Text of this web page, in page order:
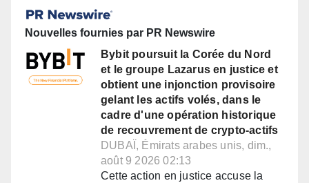
Nouvelles fournies par PR Newswire
Bybit poursuit la Corée du Nord
et le groupe Lazarus en justice et
obtient une injonction provisoire
gelant les actifs volés, dans le
cadre d'une opération historique
de recouvrement de crypto-actifs
DUBAÏ, Émirats arabes unis, dim.,
août 9 2026 02:13
Cette action en justice accuse la